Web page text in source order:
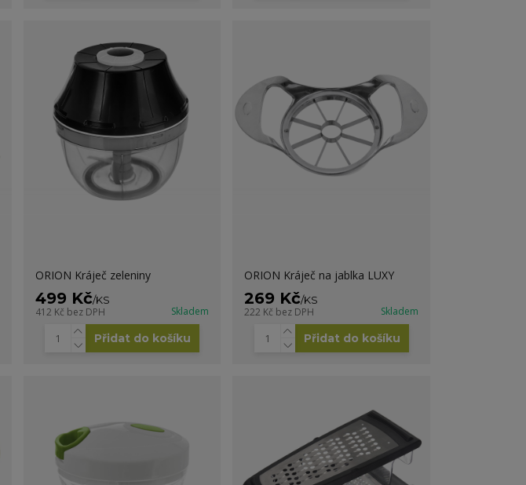
ORION Kráječ zeleniny
499 Kč/KS
412 Kč bez DPH Skladem
Přidat do košíku
ORION Kráječ na jablka LUXY
269 Kč/KS
222 Kč bez DPH Skladem
Přidat do košíku